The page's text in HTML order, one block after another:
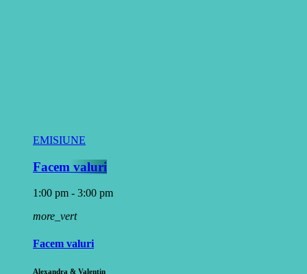
EMISIUNE
Facem valuri
1:00 pm - 3:00 pm
more_vert
Facem valuri
Alexandra & Valentin